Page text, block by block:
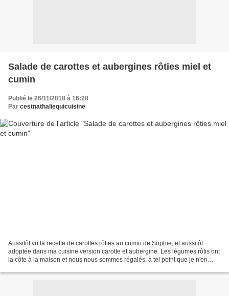
Salade de carottes et aubergines rôties miel et
cumin
Publié le 26/11/2018 à 16:28
Par cestnathaliequicuisine
Aussitôt vu la recette de carottes rôties au cumin de Sophie, et aussitôt
adoptée dans ma cuisine version carotte et aubergine. Les légumes rôtis ont
la côte à la maison et nous nous sommes régalés, à tel point que je n'en